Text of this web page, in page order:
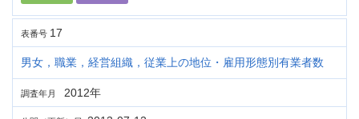
表番号 17
男女，職業，経営組織，従業上の地位・雇用形態別有業者数
調査年月 2012年